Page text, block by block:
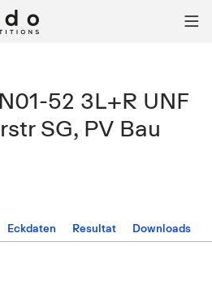

52 3L+R UNF
SG, PV Bau
Eckdaten Resultat Downloads